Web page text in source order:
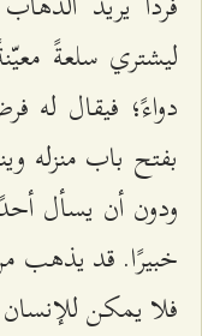
ليشتري سلعةً
دواءً؛ فيقال له
بفتح باب منزله
ودون أن يسأل
خبيرًا. قد يذهب
فلا يمكن